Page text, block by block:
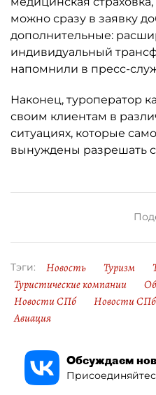
можно сразу в заявку
дополнительные:
индивидуальный
напомнили в пресс-
Наконец, туроператор
своим клиентам в
ситуациях, которые
вынуждены разрешать
Тэги: Новость Туризм
Туристические компании
Новости СПб
Новости СПб
Авиация
Обсуждаем